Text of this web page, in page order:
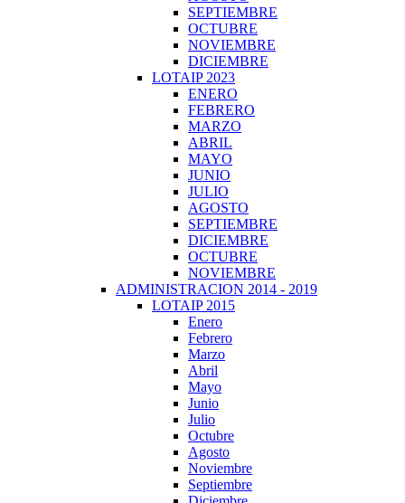
SEPTIEMBRE
OCTUBRE
NOVIEMBRE
DICIEMBRE
LOTAIP 2023
ENERO
FEBRERO
MARZO
ABRIL
MAYO
JUNIO
JULIO
AGOSTO
SEPTIEMBRE
DICIEMBRE
OCTUBRE
NOVIEMBRE
ADMINISTRACION 2014 - 2019
LOTAIP 2015
Enero
Febrero
Marzo
Abril
Mayo
Junio
Julio
Octubre
Agosto
Noviembre
Septiembre